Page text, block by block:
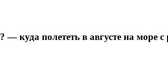
— куда полететь в августе на море с